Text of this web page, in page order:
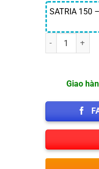
SATRIA 150
Số lượng
Giao